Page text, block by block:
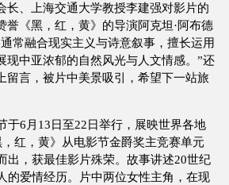
长、上海交通大学教授李建强对影片的
誉《黑，红，黄》的导演阿克坦·阿布德
常融合现实主义与诗意叙事，擅长运用
现中亚浓郁的自然风光与人文情感。”还
留言，被片中美景吸引，希望下一站旅
于6月13日至22日举行，展映世界各地
红，黄》从电影节金爵奖主竞赛单元
出，获最佳影片殊荣。故事讲述20世纪
的爱情经历。片中两位女性主角，在现